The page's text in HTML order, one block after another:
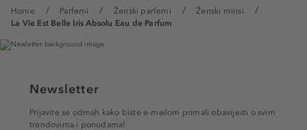
Home Parfemi Ženski parfemi
Ženski mirisi
La Vie Est Belle Iris Absolu Eau de Parfum
Newsletter
Prijavite se odmah kako biste e-mailom primali obavijesti o svim
trendovima i ponudama!